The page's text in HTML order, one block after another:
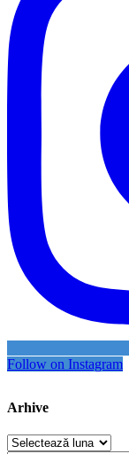
Follow on Instagram
Arhive
Arhive